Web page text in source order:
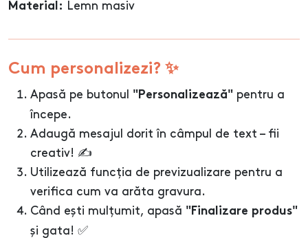
Material: Lemn masiv
Cum personalizezi? ✨
Apasă pe butonul "Personalizează" pentru a
începe.
Adaugă mesajul dorit în câmpul de text – fii
creativ! ✍️
Utilizează funcția de previzualizare pentru a
verifica cum va arăta gravura.
Când ești mulțumit, apasă "Finalizare produs"
și gata! ✅